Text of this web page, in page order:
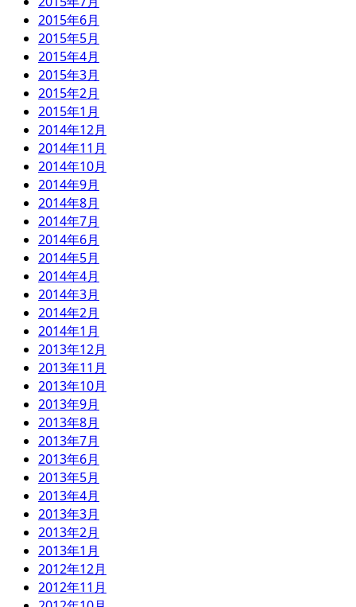
2015年6月
2015年5月
2015年4月
2015年3月
2015年2月
2015年1月
2014年12月
2014年11月
2014年10月
2014年9月
2014年8月
2014年7月
2014年6月
2014年5月
2014年4月
2014年3月
2014年2月
2014年1月
2013年12月
2013年11月
2013年10月
2013年9月
2013年8月
2013年7月
2013年6月
2013年5月
2013年4月
2013年3月
2013年2月
2013年1月
2012年12月
2012年11月